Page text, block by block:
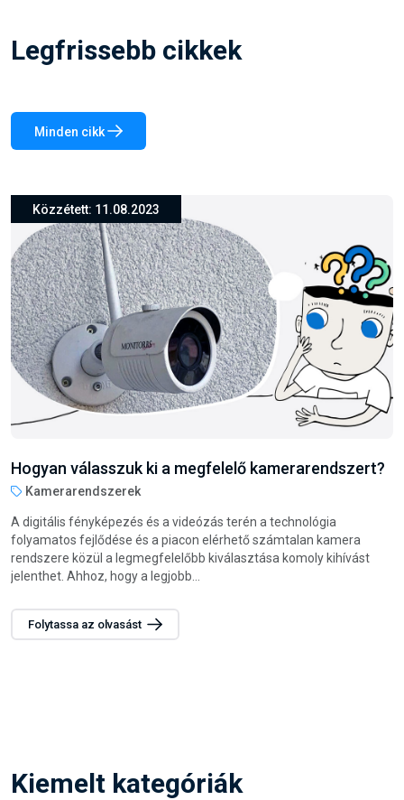
Legfrissebb cikkek
Minden cikk
Közzétett: 26.03.2024
Hogyan válasszunk darts nyilat?
Steel darts nyilak
A darts játék nemcsak szórakoztató, hanem remek módja annak
is, hogy fejlessze a csukló és az egész kar izmait. Legyen szó
családi vagy baráti összejövetelekről, esetleg munkahelyi
szórakozásról, a darts...
Folytassa az olvasást
Kiemelt kategóriák